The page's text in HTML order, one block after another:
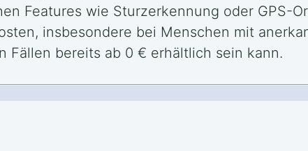
Features wie Sturzerkennung oder GPS-
insbesondere bei Menschen mit
Fällen bereits ab 0 € erhältlich sein kann.